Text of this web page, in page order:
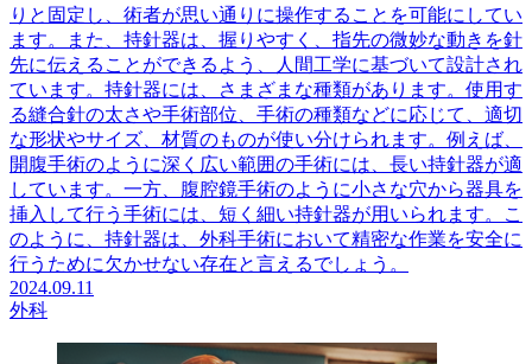
りと固定し、術者が思い通りに操作することを可能にしてい
ます。また、持針器は、握りやすく、指先の微妙な動きを針
先に伝えることができるよう、人間工学に基づいて設計され
ています。持針器には、さまざまな種類があります。使用す
る縫合針の太さや手術部位、手術の種類などに応じて、適切
な形状やサイズ、材質のものが使い分けられます。例えば、
開腹手術のように深く広い範囲の手術には、長い持針器が適
しています。一方、腹腔鏡手術のように小さな穴から器具を
挿入して行う手術には、短く細い持針器が用いられます。こ
のように、持針器は、外科手術において精密な作業を安全に
行うために欠かせない存在と言えるでしょう。
2024.09.11
外科